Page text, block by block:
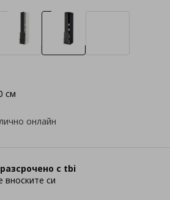
см
онлайн
с tbi
вноските си